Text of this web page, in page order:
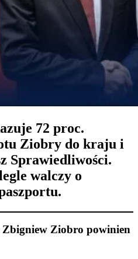
72 proc.
Ziobry do kraju i
Sprawiedliwości.
walczy o
Zbigniew Ziobro powinien